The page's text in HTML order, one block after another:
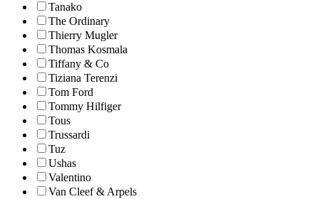
Tanako
The Ordinary
Thierry Mugler
Thomas Kosmala
Tiffany & Co
Tiziana Terenzi
Tom Ford
Tommy Hilfiger
Tous
Trussardi
Tuz
Ushas
Valentino
Van Cleef & Arpels